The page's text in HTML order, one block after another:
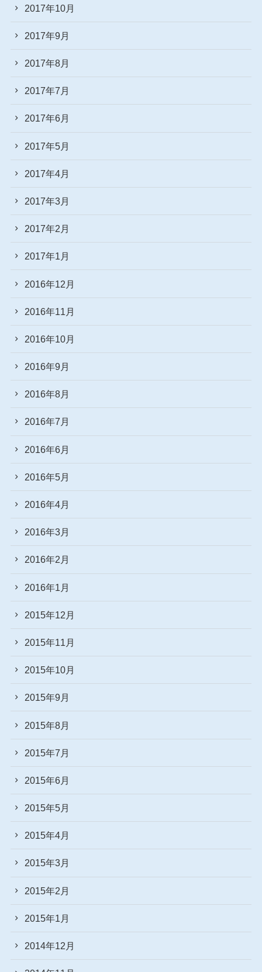
2017年10月
2017年9月
2017年8月
2017年7月
2017年6月
2017年5月
2017年4月
2017年3月
2017年2月
2017年1月
2016年12月
2016年11月
2016年10月
2016年9月
2016年8月
2016年7月
2016年6月
2016年5月
2016年4月
2016年3月
2016年2月
2016年1月
2015年12月
2015年11月
2015年10月
2015年9月
2015年8月
2015年7月
2015年6月
2015年5月
2015年4月
2015年3月
2015年2月
2015年1月
2014年12月